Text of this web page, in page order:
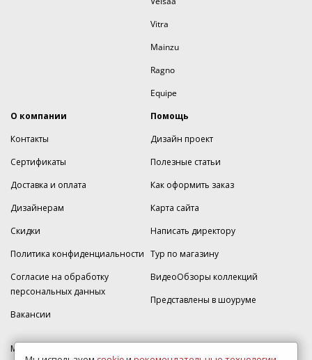
Vitra
Mainzu
Ragno
Equipe
О компании
Контакты
Сертификаты
Доставка и оплата
Дизайнерам
Скидки
Политика конфиденциальности
Согласие на обработку
персональных данных
Вакансии
Помощь
Дизайн проект
Полезные статьи
Как оформить заказ
Карта сайта
Написать директору
Тур по магазину
ВидеоОбзоры коллекций
Представлены в шоуруме
МКАД 2км внешняя сторона, д. 2, ТРЦ "Шоколад" (РИО) Реутов, -1